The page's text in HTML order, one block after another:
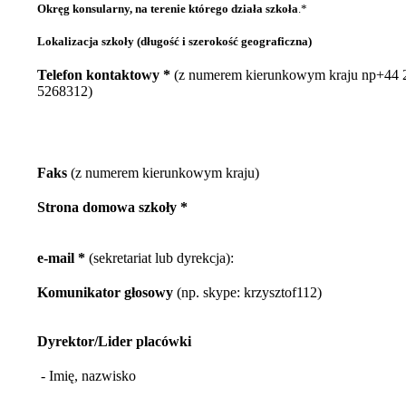
Okręg konsularny, na terenie którego działa szkoła .*
Lokalizacja szkoły (długość i szerokość geograficzna)
Telefon kontaktowy * (z numerem kierunkowym kraju np+44
5268312)
Faks (z numerem kierunkowym kraju)
Strona domowa szkoły *
e-mail * (sekretariat lub dyrekcja):
Komunikator głosowy (np. skype: krzysztof112)
Dyrektor/Lider placówki
- Imię, nazwisko